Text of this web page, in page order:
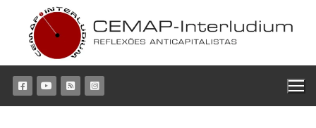
conteúdo